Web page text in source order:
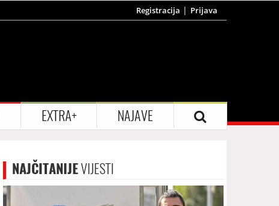
Registracija Prijava
EXTRA+ NAJAVE
NAJČITANIJEVIJESTI